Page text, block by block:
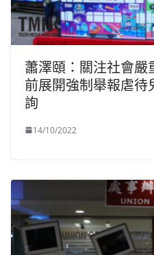
蕭澤頤：關注社會嚴
前展開強制舉報虐待
詢
14/10/2022